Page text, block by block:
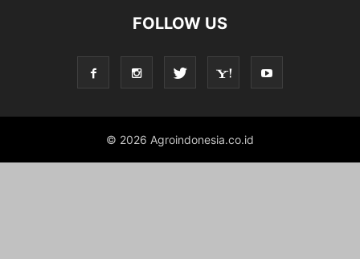
FOLLOW US
© 2026 Agroindonesia.co.id